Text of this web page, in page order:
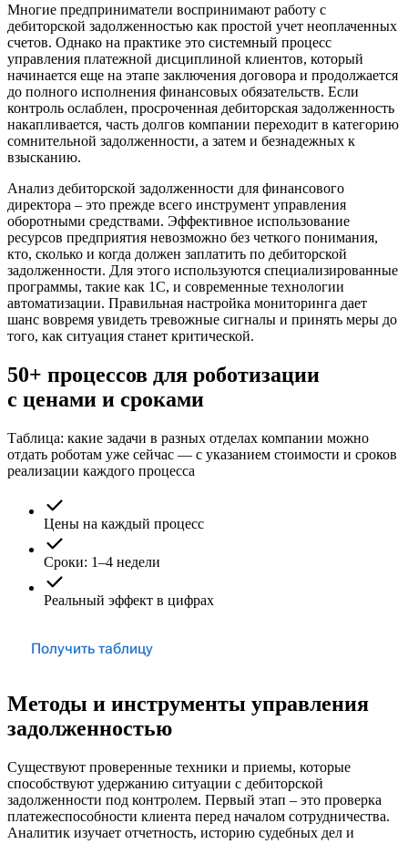
Многие предприниматели воспринимают работу с
дебиторской задолженностью как простой учет неоплаченных
счетов. Однако на практике это системный процесс
управления платежной дисциплиной клиентов, который
начинается еще на этапе заключения договора и продолжается
до полного исполнения финансовых обязательств. Если
контроль ослаблен, просроченная дебиторская задолженность
накапливается, часть долгов компании переходит в категорию
сомнительной задолженности, а затем и безнадежных к
взысканию.
Анализ дебиторской задолженности для финансового
директора – это прежде всего инструмент управления
оборотными средствами. Эффективное использование
ресурсов предприятия невозможно без четкого понимания,
кто, сколько и когда должен заплатить по дебиторской
задолженности. Для этого используются специализированные
программы, такие как 1C, и современные технологии
автоматизации. Правильная настройка мониторинга дает
шанс вовремя увидеть тревожные сигналы и принять меры до
того, как ситуация станет критической.
50+ процессов для роботизации
с ценами и сроками
Таблица: какие задачи в разных отделах компании можно
отдать роботам уже сейчас — с указанием стоимости и сроков
реализации каждого процесса
Цены на каждый процесс
Сроки: 1–4 недели
Реальный эффект в цифрах
Получить таблицу
Методы и инструменты управления
задолженностью
Существуют проверенные техники и приемы, которые
способствуют удержанию ситуации с дебиторской
задолженности под контролем. Первый этап – это проверка
платежеспособности клиента перед началом сотрудничества.
Аналитик изучает отчетность, историю судебных дел и